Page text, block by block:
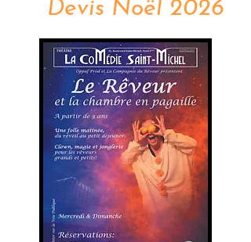
Devis Noël 2026